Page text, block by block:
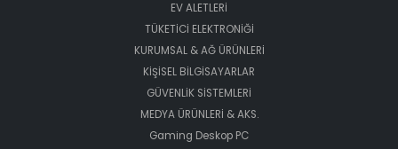
EV ALETLERİ
TÜKETİCİ ELEKTRONİĞİ
KURUMSAL & AĞ ÜRÜNLERİ
KİŞİSEL BİLGİSAYARLAR
GÜVENLİK SİSTEMLERİ
MEDYA ÜRÜNLERİ & AKS.
Gaming Deskop PC